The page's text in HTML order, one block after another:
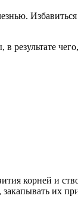
корней и
их